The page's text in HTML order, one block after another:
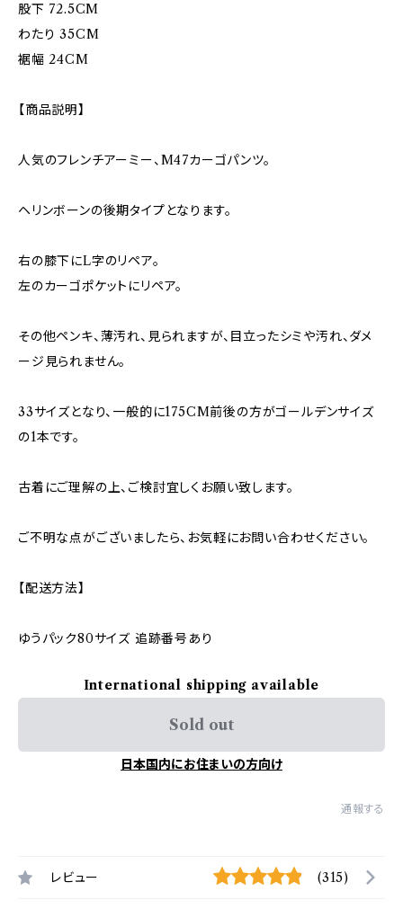
股下 72.5CM
わたり 35CM
裾幅 24CM
【商品説明】
人気のフレンチアーミー、M47カーゴパンツ。
ヘリンボーンの後期タイプとなります。
右の膝下にL字のリペア。
左のカーゴポケットにリペア。
その他ペンキ、薄汚れ、見られますが、目立ったシミや汚れ、ダメ
ージ見られません。
33サイズとなり、一般的に175CM前後の方がゴールデンサイズ
の1本です。
古着にご理解の上、ご検討宜しくお願い致します。
ご不明な点がございましたら、お気軽にお問い合わせください。
【配送方法】
ゆうパック80サイズ 追跡番号あり
International shipping available
Sold out
日本国内にお住まいの方向け
通報する
レビュー (315)